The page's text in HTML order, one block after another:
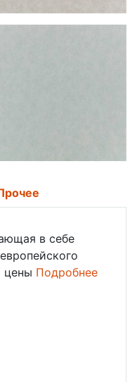
в себе
цены Подробнее